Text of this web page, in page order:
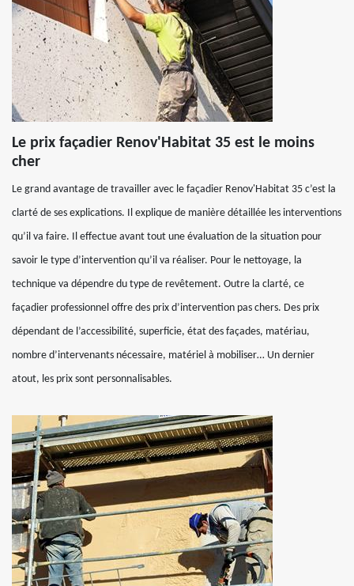
Le prix façadier Renov'Habitat 35 est le moins
cher
Le grand avantage de travailler avec le façadier Renov'Habitat 35 c’est la
clarté de ses explications. Il explique de manière détaillée les interventions
qu’il va faire. Il effectue avant tout une évaluation de la situation pour
savoir le type d’intervention qu’il va réaliser. Pour le nettoyage, la
technique va dépendre du type de revêtement. Outre la clarté, ce
façadier professionnel offre des prix d’intervention pas chers. Des prix
dépendant de l’accessibilité, superficie, état des façades, matériau,
nombre d’intervenants nécessaire, matériel à mobiliser… Un dernier
atout, les prix sont personnalisables.